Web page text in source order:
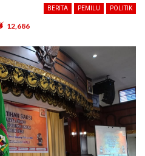
BERITA PEMILU POLITIK
12,686